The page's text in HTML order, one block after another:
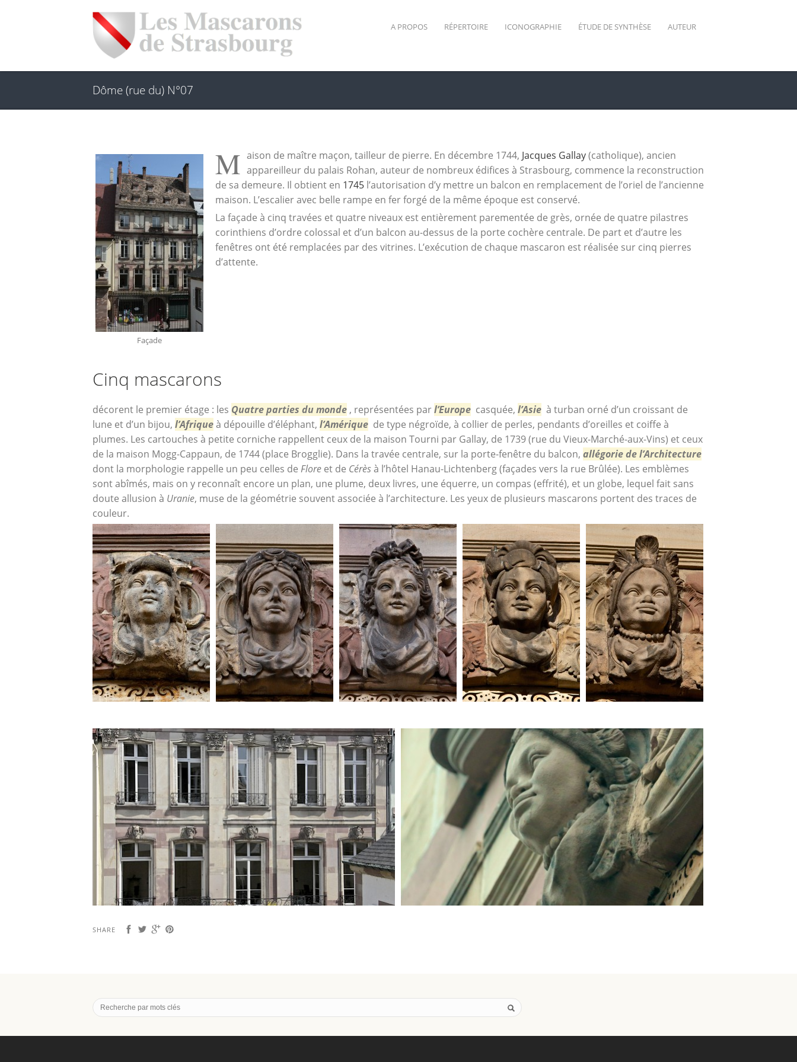
A PROPOS RÉPERTOIRE ICONOGRAPHIE ÉTUDE DE SYNTHÈSE AUTEUR
Dôme (rue du) N°07
Façade
M aison de maître maçon, tailleur de pierre. En décembre 1744, Jacques Gallay(catholique), ancien
appareilleur du palais Rohan, auteur de nombreux édifices à Strasbourg, commence la reconstruction
de sa demeure. Il obtient en 1745 l’autorisation d’y mettre un balcon en remplacement de l’oriel de l’ancienne
maison. L’escalier avec belle rampe en fer forgé de la même époque est conservé.
La façade à cinq travées et quatre niveaux est entièrement parementée de grès, ornée de quatre pilastres
corinthiens d’ordre colossal et d’un balcon au-dessus de la porte cochère centrale. De part et d’autre les
fenêtres ont été remplacées par des vitrines. L’exécution de chaque mascaron est réalisée sur cinq pierres
d’attente.
Cinq mascarons
décorent le premier étage : les Quatre parties du monde , représentées parl’Europe casquée, l’Asie à turban orné d’un croissant de
lune et d’un bijou, l’Afriqueà dépouille d’éléphant, l’Amérique de type négroïde, à collier de perles, pendants d’oreilles et coiffe à
plumes. Les cartouches à petite corniche rappellent ceux de la maison Tourni par Gallay, de 1739 (rue du Vieux-Marché-aux-Vins) et ceux
de la maison Mogg-Cappaun, de 1744 (place Brogglie). Dans la travée centrale, sur la porte-fenêtre du balcon, allégoriedel’Architecture
dont la morphologie rappelle un peu celles de Flore et de Cérèsà l’hôtel Hanau-Lichtenberg (façades vers la rue Brûlée). Les emblèmes
sont abîmés, mais on y reconnaît encore un plan, une plume, deux livres, une équerre, un compas (effrité), et un globe, lequel fait sans
doute allusion à Uranie, muse de la géométrie souvent associée à l’architecture. Les yeux de plusieurs mascarons portent des traces de
couleur.
SHARE